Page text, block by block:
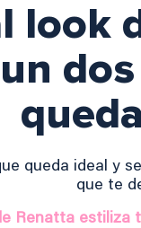
look
queda ideal y
que te
Renatta estiliza